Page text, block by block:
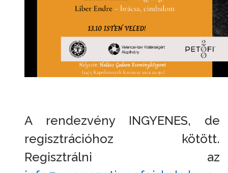
A rendezvény INGYENES, de
regisztrációhoz kötött.
Regisztrálni az